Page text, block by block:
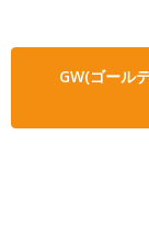
GW(ゴール